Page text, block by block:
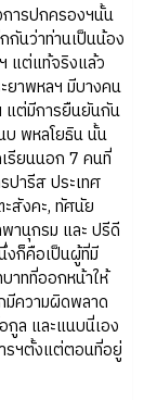
ารปกครองฯนั้น
นว่าท่านเป็นน้อง
แต่แท้จริงแล้ว
ยาพหลฯ มีบางคน
แต่มีการยืนยันกัน
พหลโยธิน นั้น
รียนนอก 7 คนที่
ปารีส ประเทศ
สังคะ, ทัศนัย
านุกรม และ ปรีดี
ก็คือเป็นผู้ที่มี
าทที่ออกหน้าให้
มีความผิดพลาด
ล และแนบนี่เอง
รฯตั้งแต่ตอนที่อยู่